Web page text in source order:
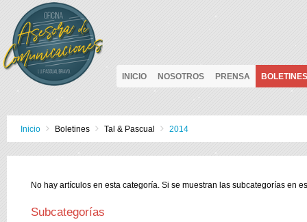
INICIO NOSOTROS PRENSA BOLETINES
Inicio Boletines Tal & Pascual 2014
No hay artículos en esta categoría. Si se muestran las subcategorías en
Subcategorías